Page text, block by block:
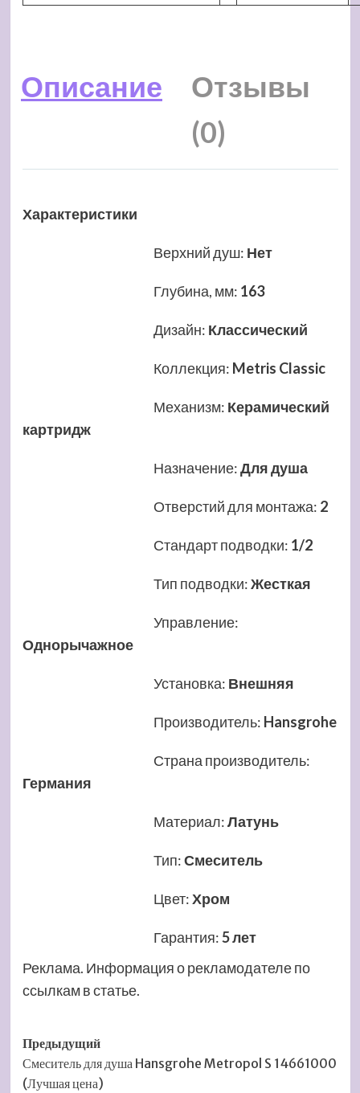
Описание
Отзывы
(0)
Характеристики
Верхний душ: Нет
Глубина, мм: 163
Дизайн: Классический
Коллекция: Metris Classic
Механизм: Керамический
картридж
Назначение:Для душа
Отверстий для монтажа: 2
Стандарт подводки: 1/2
Тип подводки:Жесткая
Управление:
Однорычажное
Установка: Внешняя
Производитель: Hansgrohe
Страна производитель:
Германия
Материал:Латунь
Тип:Смеситель
Цвет:Хром
Гарантия:5 лет
Реклама. Информация о рекламодателе по
ссылкам в статье.
Навигация
записи
Предыдущий
Смеситель для душа Hansgrohe Metropol S 14661000
(Лучшая цена)